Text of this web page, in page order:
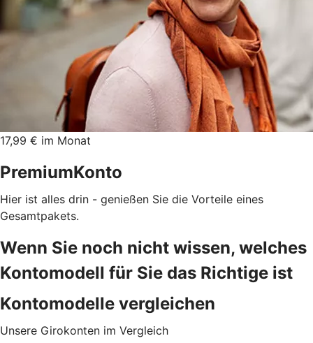
17,99 € im Monat
PremiumKonto
Hier ist alles drin - genießen Sie die Vorteile eines
Gesamtpakets.
Wenn Sie noch nicht wissen, welches
Kontomodell für Sie das Richtige ist
Kontomodelle vergleichen
Unsere Girokonten im Vergleich